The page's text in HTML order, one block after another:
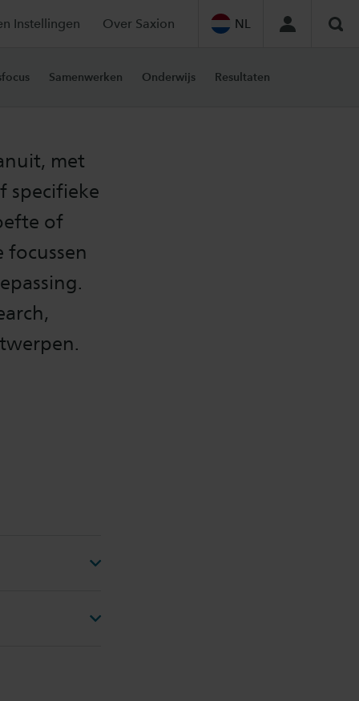
Instellingen Over Saxion NL
Samenwerken Onderwijs Resultaten
met
specifieke
of